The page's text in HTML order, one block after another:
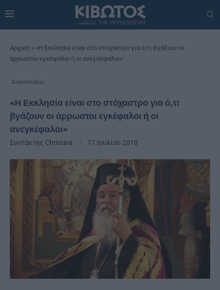
Αρχική » «Η Εκκλησία είναι στο στόχαστρο για ό,τι βγάζουν οι
άρρωστοι εγκέφαλοι ή οι ανεγκέφαλοι»
Συνεντευξεις
«Η Εκκλησία είναι στο στόχαστρο για ό,τι
βγάζουν οι άρρωστοι εγκέφαλοι ή οι
ανεγκέφαλοι»
Συντάκτης Christina 17 Ιουλίου 2018